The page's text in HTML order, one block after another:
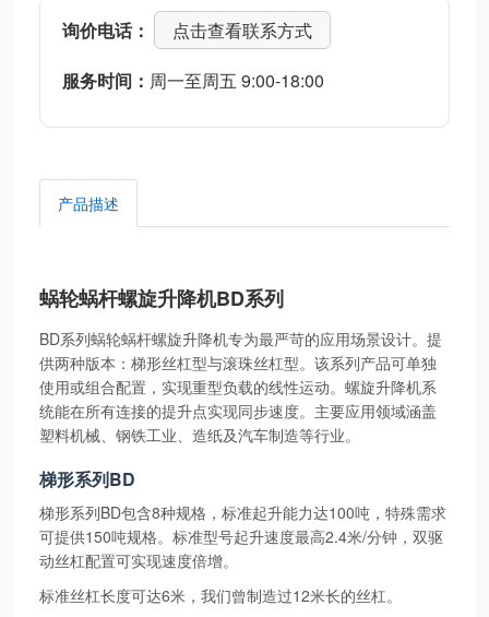
询价电话：
点击查看联系方式
服务时间： 周一至周五 9:00-18:00
产品描述
蜗轮蜗杆螺旋升降机BD系列
BD系列蜗轮蜗杆螺旋升降机专为最严苛的应用场景设计。提
供两种版本：梯形丝杠型与滚珠丝杠型。该系列产品可单独
使用或组合配置，实现重型负载的线性运动。螺旋升降机系
统能在所有连接的提升点实现同步速度。主要应用领域涵盖
塑料机械、钢铁工业、造纸及汽车制造等行业。
梯形系列BD
梯形系列BD包含8种规格，标准起升能力达100吨，特殊需求
可提供150吨规格。标准型号起升速度最高2.4米/分钟，双驱
动丝杠配置可实现速度倍增。
标准丝杠长度可达6米，我们曾制造过12米长的丝杠。